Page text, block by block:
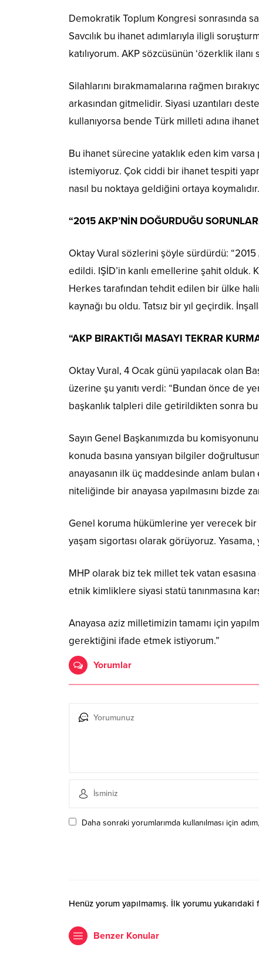
Demokratik Toplum Kongresi sonrasında
Savcılık bu ihanet adımlarıyla iligli
katılıyorum. AKP sözcüsünün ‘özerklik
Silahlarını bırakmamalarına rağmen
arkasından gitmelidir. Siyasi uzantıları
kullanıyorsa bende Türk milleti adına
Bu ihanet sürecine yataklık eden kim
istemiyoruz. Çok ciddi bir ihanet tespiti
nasıl bu noktaya geldiğini ortaya
“2015 AKP’NİN DOĞURDUĞU
Oktay Vural sözlerini şöyle sürdürdü:
edildi. IŞİD’in kanlı emellerine şahit olduk.
Herkes tarafından tehdit edilen bir ülke
kaynağı bu oldu. Tatsız bir yıl geçirdik.
“AKP BIRAKTIĞI MASAYI TEKRAR
Oktay Vural, 4 Ocak günü yapılacak olan
üzerine şu yanıtı verdi: “Bundan önce de
başkanlık talpleri dile getirildikten sonra bu
Sayın Genel Başkanımızda bu
konuda basına yansıyan bilgiler
anayasanın ilk üç maddesinde anlam
niteliğinde bir anayasa yapılmasını bizde
Genel koruma hükümlerine yer verecek bir
yaşam sigortası olarak görüyoruz.
MHP olarak biz tek millet tek vatan esasına
etnik kimliklere siyasi statü tanınmasına
Anayasa aziz milletimizin tamamı için
gerektiğini ifade etmek istiyorum.”
Yorumlar
Daha sonraki yorumlarımda kullanılması için
Henüz yorum yapılmamış. İlk yorumu
Benzer Konular